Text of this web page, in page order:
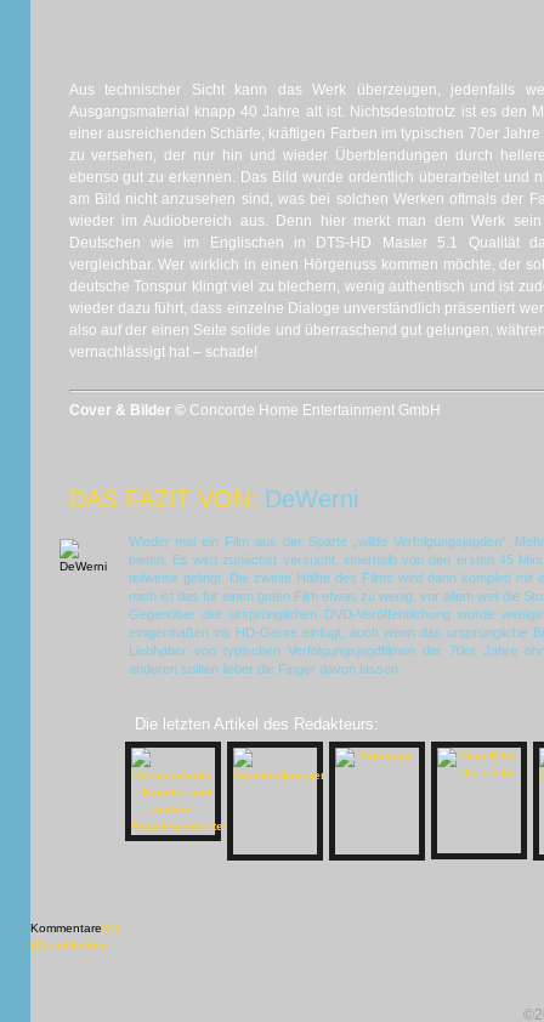
Aus technischer Sicht kann das Werk überzeugen, jedenfalls
Ausgangsmaterial knapp 40 Jahre alt ist. Nichtsdestotrotz ist es den
einer ausreichenden Schärfe, kräftigen Farben im typischen 70er
zu versehen, der nur hin und wieder Überblendungen durch
ebenso gut zu erkennen. Das Bild wurde ordentlich überarbeitet und
am Bild nicht anzusehen sind, was bei solchen Werken oftmals der
wieder im Audiobereich aus. Denn hier merkt man dem Werk
Deutschen wie im Englischen in DTS-HD Master 5.1 Qualität
vergleichbar. Wer wirklich in einen Hörgenuss kommen möchte, der
deutsche Tonspur klingt viel zu blechern, wenig authentisch und ist
wieder dazu führt, dass einzelne Dialoge unverständlich präsentiert
also auf der einen Seite solide und überraschend gut gelungen,
vernachlässigt hat – schade!
Cover & Bilder © Concorde Home Entertainment GmbH
DAS FAZIT VON: DeWerni
Wieder mal ein Film aus der Sparte „wilde Verfolgungsjagden“.
bieten. Es wird zunächst versucht, innerhalb von den ersten 45
teilweise gelingt. Die zweite Hälfte des Films wird dann komplett mit
mich ist das für einen guten Film etwas zu wenig, vor allem weil die
Gegenüber der ursprünglichen DVD-Veröffentlichung wurde
einigermaßen ins HD-Genre einfügt, auch wenn das ursprüngliche
Liebhaber von typischen Verfolgungsjagdfilmen der 70er Jahre
anderen sollten lieber die Finger davon lassen.
Die letzten Artikel des Redakteurs:
Kommentare[X]
[X] schließen